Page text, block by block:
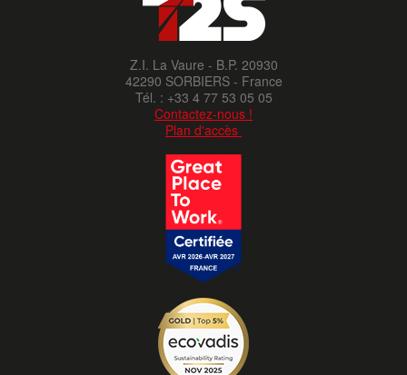
Z.I. La Vaure - B.P. 20930
42290 SORBIERS - France
Tél. : +33 4 77 53 05 05
Contactez-nous !
Plan d'accès